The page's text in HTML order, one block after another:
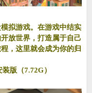
拟游戏。在游戏中结实
放世界，打造属于自己
，这里就会成为你的归
版（7.72G）